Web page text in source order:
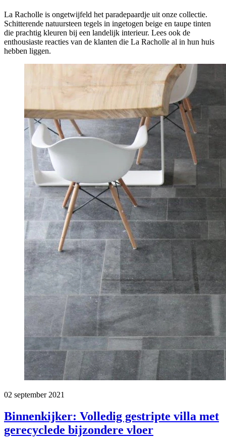
La Racholle is ongetwijfeld het paradepaardje uit onze collectie.
Schitterende natuursteen tegels in ingetogen beige en taupe tinten
die prachtig kleuren bij een landelijk interieur. Lees ook de
enthousiaste reacties van de klanten die La Racholle al in hun huis
hebben liggen.
02 september 2021
Binnenkijker: Volledig gestripte villa met
gerecyclede bijzondere vloer